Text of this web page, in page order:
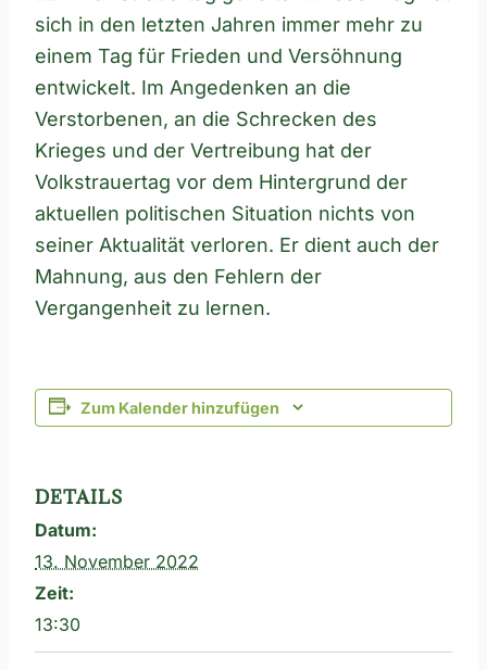
sich in den letzten Jahren immer mehr zu
einem Tag für Frieden und Versöhnung
entwickelt. Im Angedenken an die
Verstorbenen, an die Schrecken des
Krieges und der Vertreibung hat der
Volkstrauertag vor dem Hintergrund der
aktuellen politischen Situation nichts von
seiner Aktualität verloren. Er dient auch der
Mahnung, aus den Fehlern der
Vergangenheit zu lernen.
Zum Kalender hinzufügen
DETAILS
Datum:
13. November 2022
Zeit:
13:30